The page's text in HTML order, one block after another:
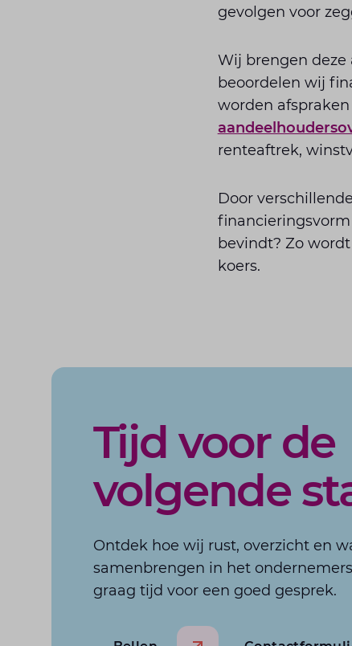
gevolgen voor
Wij brengen deze
beoordelen wij
worden
renteaftrek,
Door
bevindt? Zo
koers.
Tijd voor de
volgende
Ontdek hoe wij rust, overzicht en
samenbrengen in het
graag tijd voor een goed gesprek.